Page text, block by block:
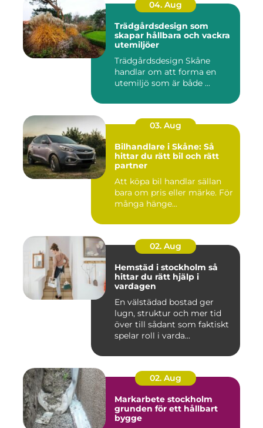
04. Aug
Trädgårdsdesign som
skapar hållbara och vackra
utemiljöer
Trädgårdsdesign Skåne
handlar om att forma en
utemiljö som är både ...
03. Aug
Bilhandlare i Skåne: Så
hittar du rätt bil och rätt
partner
Att köpa bil handlar sällan
bara om pris eller märke. För
många hänge...
02. Aug
Hemstäd i stockholm så
hittar du rätt hjälp i
vardagen
En välstädad bostad ger
lugn, struktur och mer tid
över till sådant som faktiskt
spelar roll i varda...
02. Aug
Markarbete stockholm
grunden för ett hållbart
bygge